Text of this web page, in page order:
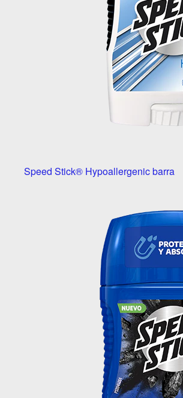
Speed Stick® Hypoallergenic barra